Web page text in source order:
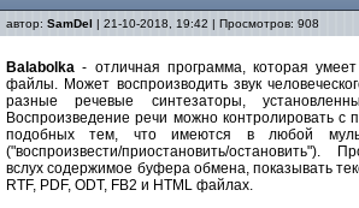
автор: SamDel | 21-10-2018, 19:42 | Просмотров: 908
Balabolka - отличная программа, которая умеет
файлы. Может воспроизводить звук
разные речевые синтезаторы,
Воспроизведение речи можно контролировать с
подобных тем, что имеются в любой
("воспроизвести/приостановить/остановить").
вслух содержимое буфера обмена, показывать
RTF, PDF, ODT, FB2 и HTML файлах.